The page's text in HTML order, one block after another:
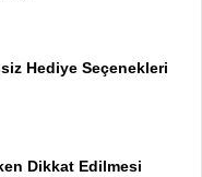
Hediye Seçenekleri
Dikkat Edilmesi